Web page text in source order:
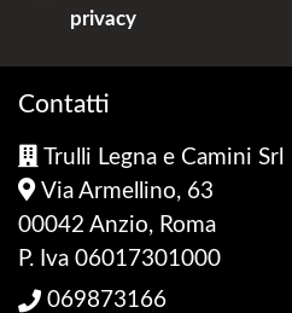
privacy
Contatti
Trulli Legna e Camini Srl
Via Armellino, 63
00042 Anzio, Roma
P. Iva 06017301000
069873166